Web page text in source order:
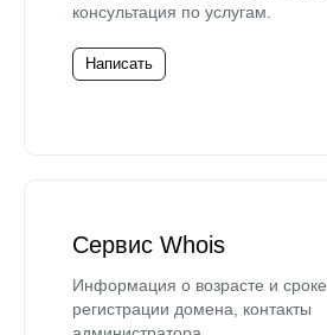
консультация по услугам.
Написать
Сервис Whois
Информация о возрасте и сроке
регистрации домена, контакты